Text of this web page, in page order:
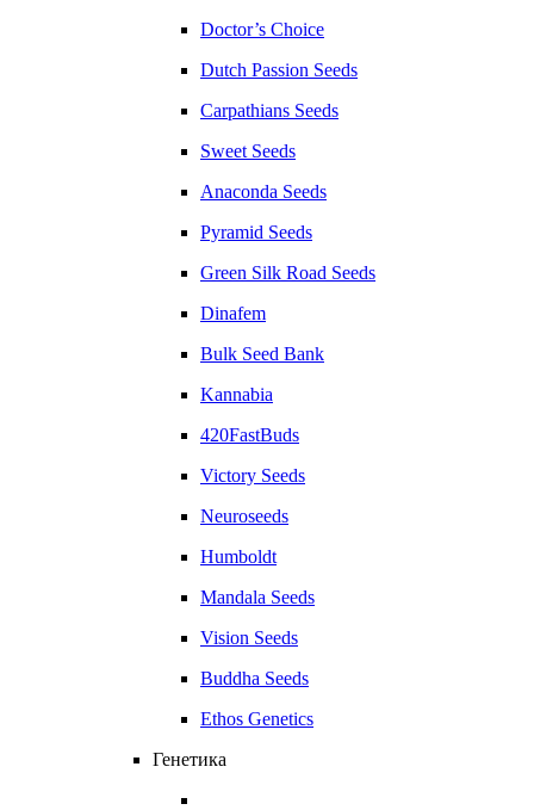
Doctor’s Choice
Dutch Passion Seeds
Carpathians Seeds
Sweet Seeds
Anaconda Seeds
Pyramid Seeds
Green Silk Road Seeds
Dinafem
Bulk Seed Bank
Kannabia
420FastBuds
Victory Seeds
Neuroseeds
Humboldt
Mandala Seeds
Vision Seeds
Buddha Seeds
Ethos Genetics
Генетика